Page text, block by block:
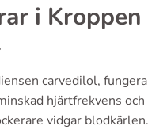
i Kroppen
carvedilol,
hjärtfrekvens
vidgar